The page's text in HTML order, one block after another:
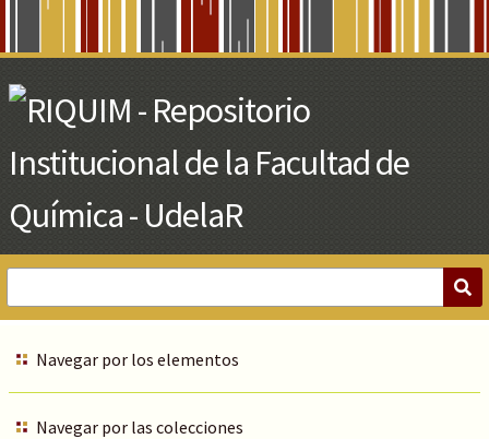
Main
Content
Navegar por los elementos
Navegar por las colecciones